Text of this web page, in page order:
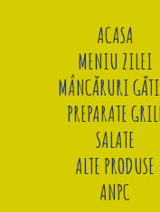
ACASA
MENIU ZILEI
MÂNCĂRURI
PREPARATE
SALATE
ALTE PRODUSE
ANPC